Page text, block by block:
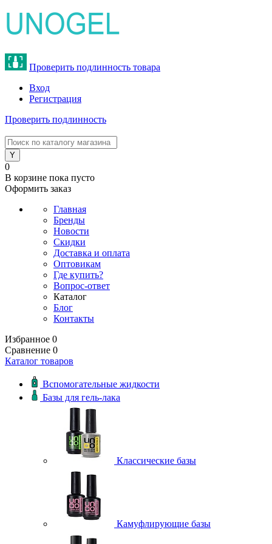
Проверить подлинность товара
Вход
Регистрация
Проверить подлинность
0
В корзине пока пусто
Оформить заказ
Главная
Бренды
Новости
Скидки
Доставка и оплата
Оптовикам
Где купить?
Вопрос-ответ
Каталог
Блог
Контакты
Избранное 0
Сравнение 0
Каталог товаров
Вспомогательные жидкости
Базы для гель-лака
Классические базы
Камуфлирующие базы